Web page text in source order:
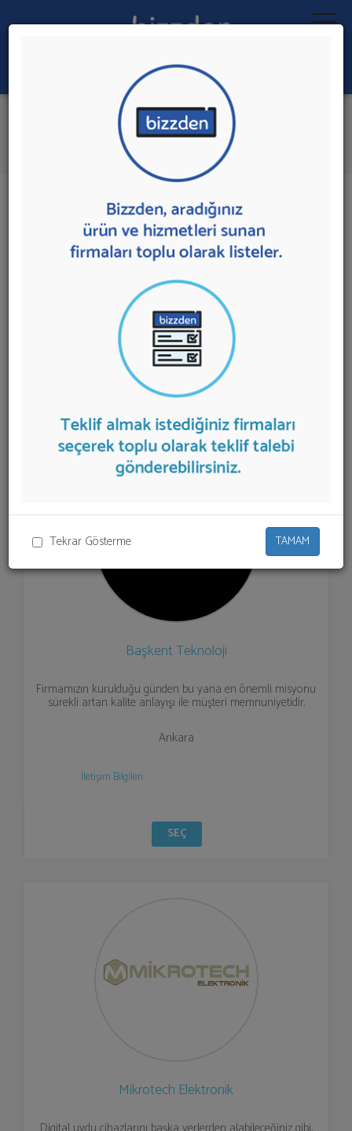
Tekrar Gösterme TAMAM
Ara:
Merkezi Uydu Sistemi
İlk 3 Firmadan Teklif İste
3 sonuç bulundu.
Merkezi Uydu Sistemi
sunan firmalar
aşağıda listelenmektedir.Merkezi Uydu Sistemi
almak için listeden seçim yapıp ya da "İlk 5 Firmadan
Teklif İste" kısmından toplu olarak teklif talebinizi
firmalara aktarabilirsiniz.
Başkent Teknoloji
Firmamızın kurulduğu günden bu yana en önemli misyonu
sürekli artan kalite anlayışı ile müşteri memnuniyetidir.
Ankara
İletişim Bilgileri
SEÇ
Mikrotech Elektronik